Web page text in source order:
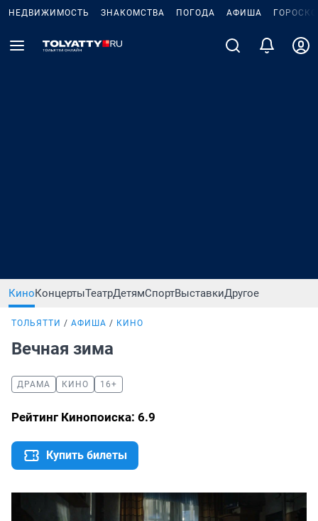
НЕДВИЖИМОСТЬ ЗНАКОМСТВА ПОГОДА АФИША
КиноКонцертыТеатрДетямСпортВыставкиДругое
ТОЛЬЯТТИ АФИША КИНО
Вечная зима
ДРАМА КИНО 16+
Рейтинг Кинопоиска: 6.9
Купить билеты